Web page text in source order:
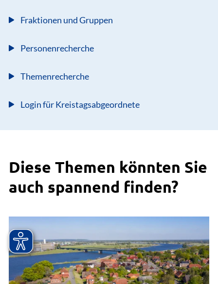
Fraktionen und Gruppen
Personenrecherche
Themenrecherche
Login für Kreistagsabgeordnete
Diese Themen könnten Sie
auch spannend finden?